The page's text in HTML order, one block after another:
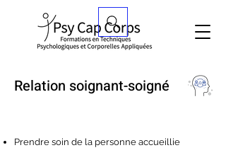
Relation soignant-soigné
Prendre soin de la personne accueillie